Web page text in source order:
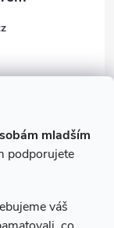
mladším
podporujete
váš